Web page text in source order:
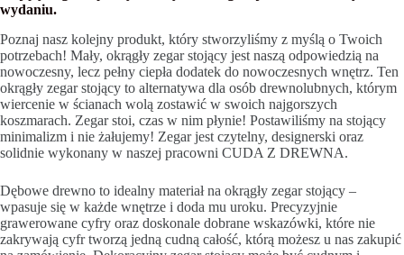
wydaniu.
Poznaj nasz kolejny produkt, który stworzyliśmy z myślą o Twoich
potrzebach! Mały, okrągły zegar stojący jest naszą odpowiedzią na
nowoczesny, lecz pełny ciepła dodatek do nowoczesnych wnętrz. Ten
okrągły zegar stojący to alternatywa dla osób drewnolubnych, którym
wiercenie w ścianach wolą zostawić w swoich najgorszych
koszmarach. Zegar stoi, czas w nim płynie! Postawiliśmy na stojący
minimalizm i nie żałujemy! Zegar jest czytelny, designerski oraz
solidnie wykonany w naszej pracowni CUDA Z DREWNA.
Dębowe drewno to idealny materiał na okrągły zegar stojący –
wpasuje się w każde wnętrze i doda mu uroku. Precyzyjnie
grawerowane cyfry oraz doskonale dobrane wskazówki, które nie
zakrywają cyfr tworzą jedną cudną całość, którą możesz u nas zakupić